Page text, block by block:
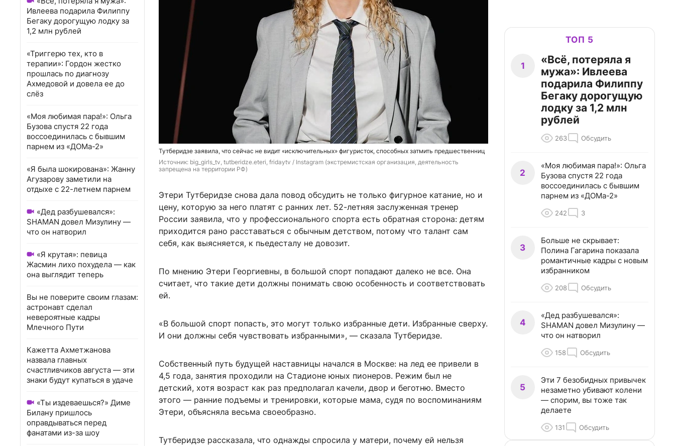
Ивлеева подарила Филиппу
Бегаку дорогущую лодку за
1,2 млн рублей
«Триггерю тех, кто в
терапии»: Гордон жестко
прошлась по диагнозу
Ахмедовой и довела ее до
слёз
«Моя любимая пара!»: Ольга
Бузова спустя 22 года
воссоединилась с бывшим
парнем из «ДОМа-2»
«Я была шокирована»: Жанну
Агузарову заметили на
отдыхе с 22-летнем парнем
«Дед разбушевался»:
SHAMAN довел Мизулину —
что он натворил
«Я крутая»: певица
Жасмин лихо похудела — как
она выглядит теперь
Вы не поверите своим глазам:
астронавт сделал
невероятные кадры
Млечного Пути
Кажетта Ахметжанова
назвала главных
счастливчиков августа — эти
знаки будут купаться в удаче
«Ты издеваешься?» Диме
Билану пришлось
оправдываться перед
фанатами из-за шоу
Тутберидзе заявила, что сейчас не видит «исключительных» фигуристок, способных затмить предшественниц
Источник: big_girls_tv, tutberidze.eteri, fridaytv / Instagram (экстремистская организация, деятельность
запрещена на территории РФ)
Этери Тутберидзе снова дала повод обсудить не только фигурное катание, но и
цену, которую за него платят с ранних лет. 52-летняя заслуженная тренер
России заявила, что у профессионального спорта есть обратная сторона: детям
приходится рано расставаться с обычным детством, потому что талант сам
себя, как выясняется, к пьедесталу не довозит.
По мнению Этери Георгиевны, в большой спорт попадают далеко не все. Она
считает, что такие дети должны понимать свою особенность и соответствовать
ей.
«В большой спорт попасть, это могут только избранные дети. Избранные сверху.
И они должны себя чувствовать избранными», — сказала Тутберидзе.
Собственный путь будущей наставницы начался в Москве: на лед ее привели в
4,5 года, занятия проходили на Стадионе юных пионеров. Режим был не
детский, хотя возраст как раз предполагал качели, двор и беготню. Вместо
этого — ранние подъемы и тренировки, которые мама, судя по воспоминаниям
Этери, объясняла весьма своеобразно.
Тутберидзе рассказала, что однажды спросила у матери, почему ей нельзя
ТОП 5
1
«Всё, потеряла я
мужа»: Ивлеева
подарила Филиппу
Бегаку дорогущую
лодку за 1,2 млн
рублей
263 Обсудить
2
«Моя любимая пара!»: Ольга
Бузова спустя 22 года
воссоединилась с бывшим
парнем из «ДОМа-2»
242 3
3
Больше не скрывает:
Полина Гагарина показала
романтичные кадры с новым
избранником
208 Обсудить
4
«Дед разбушевался»:
SHAMAN довел Мизулину —
что он натворил
158 Обсудить
5
Эти 7 безобидных привычек
незаметно убивают колени
— спорим, вы тоже так
делаете
131 Обсудить